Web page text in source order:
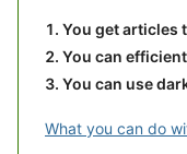
You get articles
You can
You can use
What you can do